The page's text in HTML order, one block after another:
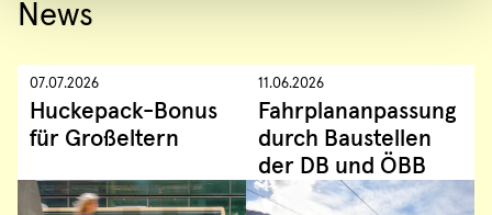
News
07.07.2026
Huckepack-Bonus
für Großeltern
11.06.2026
Fahrplananpassung
durch Baustellen
der DB und ÖBB